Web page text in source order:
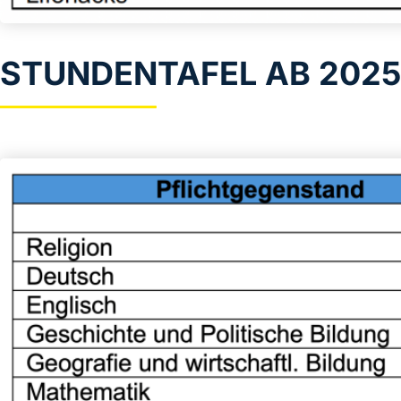
STUNDENTAFEL AB